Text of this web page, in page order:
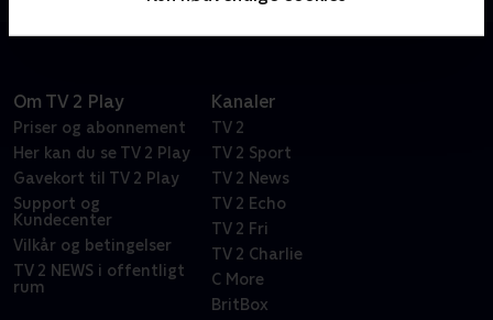
Om TV 2 Play
Priser og abonnement
Her kan du se TV 2 Play
Gavekort til TV 2 Play
Support og
Kundecenter
Vilkår og betingelser
TV 2 NEWS i offentligt
rum
Kanaler
TV 2
TV 2 Sport
TV 2 News
TV 2 Echo
TV 2 Fri
TV 2 Charlie
C More
BritBox